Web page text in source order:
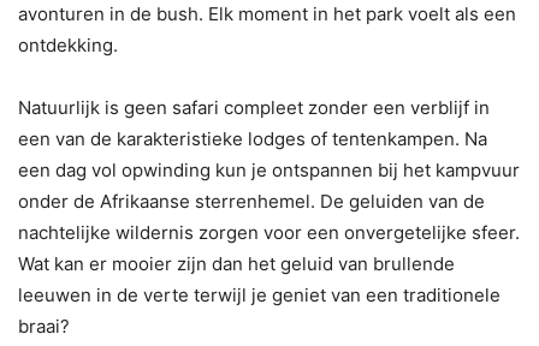
avonturen in de bush. Elk moment in het park voelt als een
ontdekking.
Natuurlijk is geen safari compleet zonder een verblijf in
een van de karakteristieke lodges of tentenkampen. Na
een dag vol opwinding kun je ontspannen bij het kampvuur
onder de Afrikaanse sterrenhemel. De geluiden van de
nachtelijke wildernis zorgen voor een onvergetelijke sfeer.
Wat kan er mooier zijn dan het geluid van brullende
leeuwen in de verte terwijl je geniet van een traditionele
braai?